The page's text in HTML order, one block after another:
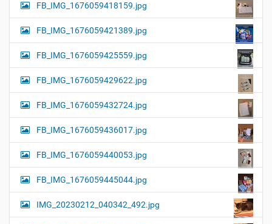
FB_IMG_1676059418159.jpg
FB_IMG_1676059421389.jpg
FB_IMG_1676059425559.jpg
FB_IMG_1676059429622.jpg
FB_IMG_1676059432724.jpg
FB_IMG_1676059436017.jpg
FB_IMG_1676059440053.jpg
FB_IMG_1676059445044.jpg
IMG_20230212_040342_492.jpg